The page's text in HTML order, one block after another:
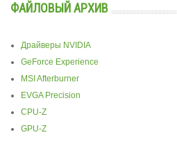
ФАЙЛОВЫЙ АРХИВ
Драйверы NVIDIA
GeForce Experience
MSI Afterburner
EVGA Precision
CPU-Z
GPU-Z